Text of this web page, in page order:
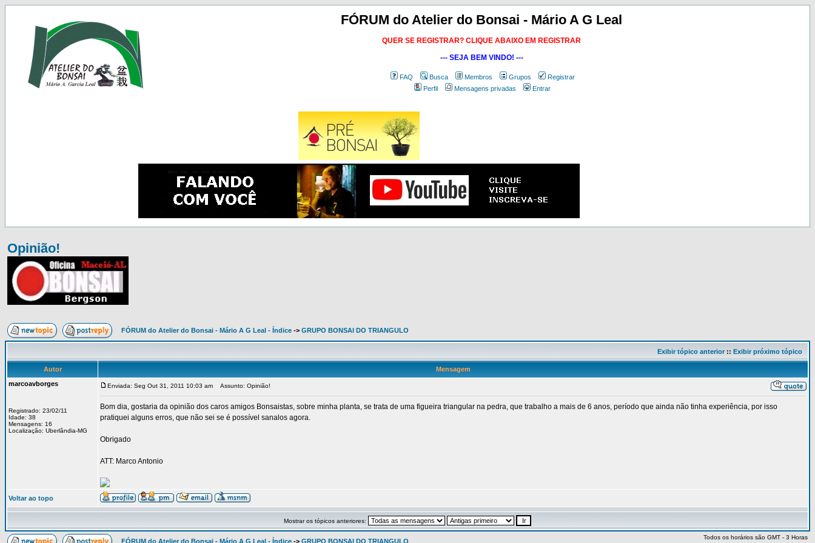
FÓRUM do Atelier do Bonsai - Mário A G Leal
QUER SE REGISTRAR? CLIQUE ABAIXO EM REGISTRAR
--- SEJA BEM VINDO! ---
FAQ Busca Membros Grupos
Registrar
Perfil
Mensagens privadas Entrar
Opinião!
FÓRUM do Atelier do Bonsai - Mário A G Leal - Índice -> GRUPO BONSAI DO TRIANGULO
Exibir tópico anterior:: Exibir próximo tópico
Autor
Mensagem
marcoavborges
Registrado: 23/02/11
Idade: 38
Mensagens: 16
Localização: Uberlândia-MG
Enviada: Seg Out 31, 2011 10:03 am Assunto: Opinião!
Bom dia, gostaria da opinião dos caros amigos Bonsaistas, sobre minha planta, se trata de uma figueira triangular na pedra, que trabalho a mais de 6 anos, período que ainda não tinha experiência, por isso
pratiquei alguns erros, que não sei se é possível sanalos agora.
Obrigado
ATT: Marco Antonio
Voltar ao topo
Mostrar os tópicos anteriores:
FÓRUM do Atelier do Bonsai - Mário A G Leal - Índice -> GRUPO BONSAI DO TRIANGULO
Todos os horários são GMT - 3 Horas